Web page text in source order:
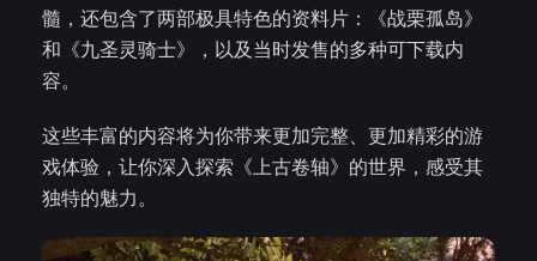
髓，还包含了两部极具特色的资料片：《战栗孤岛》
和《九圣灵骑士》，以及当时发售的多种可下载内
容。
这些丰富的内容将为你带来更加完整、更加精彩的游
戏体验，让你深入探索《上古卷轴》的世界，感受其
独特的魅力。